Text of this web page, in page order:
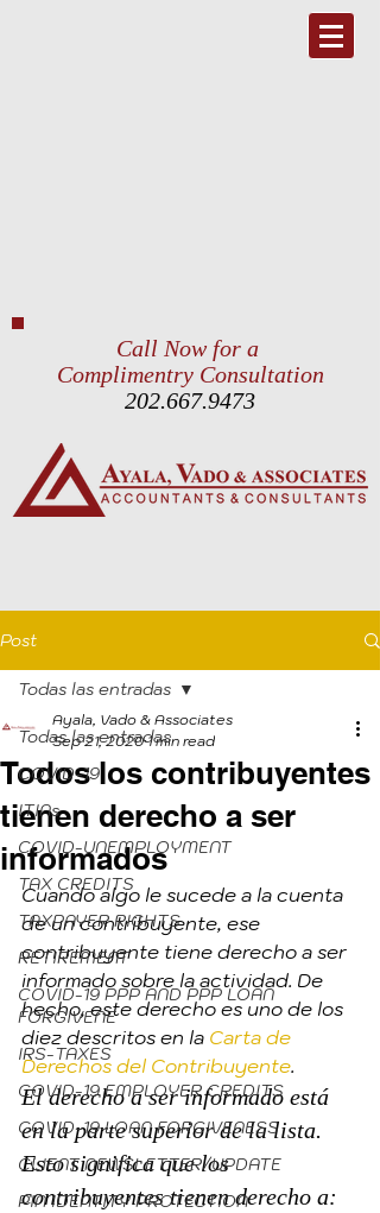
Call Now for a
Complimentry Consultation
202.667.9473
Post
Todas las entradas
COVID-19
ITINs
COVID-UNEMPLOYMENT
TAX CREDITS
TAXPAYER RIGHTS
RETIREMENT
COVID-19 PPP AND PPP LOAN
FORGIVENE
IRS-TAXES
COVID-19 EMPLOYER CREDITS
COVID-19 LOAN FORGIVENESS
CLIENT NEWSLETTER/UPDATE
PIN IDENTITY PROTECTION
Todas las entradas
Todos los contribuyentes
tienen derecho a ser
informados
Ayala, Vado & Associates
Sep 21, 2020 1 min read
Cuando algo le sucede a la cuenta
de un contribuyente, ese
contribuyente tiene derecho a ser
informado sobre la actividad. De
hecho, este derecho es uno de los
diez descritos en la Carta de
Derechos del Contribuyente.
El derecho a ser informado está
en la parte superior de la lista.
Esto significa que los
contribuyentes tienen derecho a: